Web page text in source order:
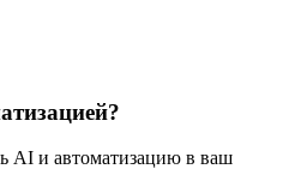
AI и автоматизацию в ваш